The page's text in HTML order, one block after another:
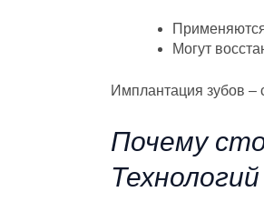
Могут
Имплантация зубов –
Почему
Технологий